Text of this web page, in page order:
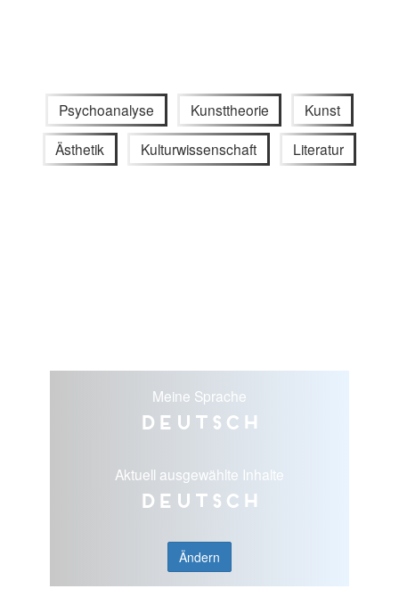
Psychoanalyse Kunsttheorie Kunst
Ästhetik Kulturwissenschaft Literatur
Meine Sprache
Deutsch
Aktuell ausgewählte Inhalte
Deutsch
Ändern